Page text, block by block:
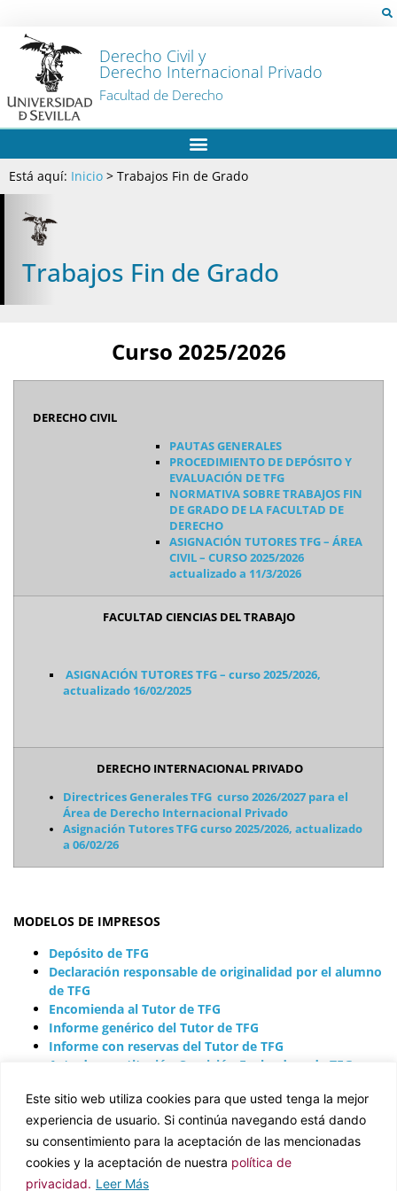
Este sitio web utiliza cookies para que usted tenga la mejor
experiencia de usuario. Si continúa navegando está dando
su consentimiento para la aceptación de las mencionadas
cookies y la aceptación de nuestra política de
privacidad. Leer Más
Derecho Civil y
Derecho Internacional Privado
Facultad de Derecho
Está aquí: Inicio > Trabajos Fin de Grado
Trabajos Fin de Grado
Curso 2025/2026
DERECHO CIVIL
PAUTAS GENERALES
PROCEDIMIENTO DE DEPÓSITO Y
EVALUACIÓN DE TFG
NORMATIVA SOBRE TRABAJOS FIN
DE GRADO DE LA FACULTAD DE
DERECHO
ASIGNACIÓN TUTORES TFG – ÁREA
CIVIL – CURSO 2025/2026
actualizado a 11/3/2026
FACULTAD CIENCIAS DEL TRABAJO
ASIGNACIÓN TUTORES TFG – curso 2025/2026,
actualizado 16/02/2025
DERECHO INTERNACIONAL PRIVADO
Directrices Generales TFG curso 2026/2027 para el
Área de Derecho Internacional Privado
Asignación Tutores TFG curso 2025/2026, actualizado
a 06/02/26
MODELOS DE IMPRESOS
Depósito de TFG
Declaración responsable de originalidad por el alumno
de TFG
Encomienda al Tutor de TFG
Informe genérico del Tutor de TFG
Informe con reservas del Tutor de TFG
Acta de constitución Comisión Evaluadora de TFG
Política de privacidad
Política de cookies